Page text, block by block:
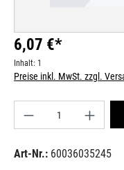
6,07 €*
Inhalt: 1
Preise inkl. MwSt. zzgl.
Produkt Anzahl:
Art-Nr.: 60036035245